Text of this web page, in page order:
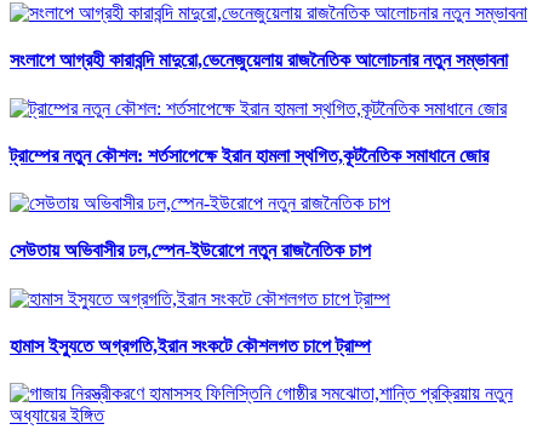
সংলাপে আগ্রহী কারাবন্দি মাদুরো,ভেনেজুয়েলায় রাজনৈতিক আলোচনার নতুন সম্ভাবনা
ট্রাম্পের নতুন কৌশল: শর্তসাপেক্ষে ইরান হামলা স্থগিত,কূটনৈতিক সমাধানে জোর
সেউতায় অভিবাসীর ঢল,স্পেন-ইউরোপে নতুন রাজনৈতিক চাপ
হামাস ইস্যুতে অগ্রগতি,ইরান সংকটে কৌশলগত চাপে ট্রাম্প